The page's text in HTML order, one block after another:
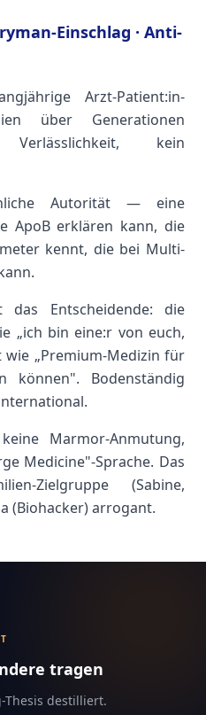
Einschlag · Anti-
Arzt-Patient:in-
über Generationen
kein
Autorität — eine
ApoB erklären kann, die
kennt, die bei Multi-
das Entscheidende: die
„ich bin eine:r von euch,
„Premium-Medizin für
Bodenständig
Marmor-Anmutung,
Medicine"-Sprache. Das
Zielgruppe (Sabine,
(Biohacker) arrogant.
tragen
destilliert.